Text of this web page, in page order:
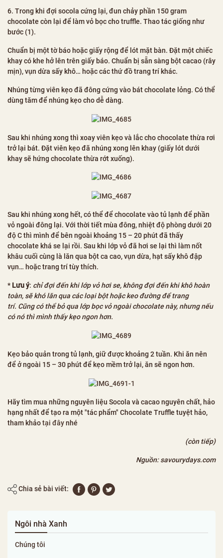
6. Trong khi đợi socola cứng lại, đun chảy phần 150 gram
chocolate còn lại để làm vỏ bọc cho truffle. Thao tác giống như
bước (1).
Chuẩn bị một tờ báo hoặc giấy rộng để lót mặt bàn. Đặt một chiếc
khay có khe hở lên trên giấy báo. Chuẩn bị sẵn sàng bột cacao (rây
mịn), vụn dừa sấy khô… hoặc các thứ đồ trang trí khác.
Nhúng từng viên kẹo đã đông cứng vào bát chocolate lỏng. Có thể
dùng tăm để nhúng kẹo cho dễ dàng.
Sau khi nhúng xong thì xoay viên kẹo và lắc cho chocolate thừa rơi
trở lại bát. Đặt viên kẹo đã nhúng xong lên khay (giấy lót dưới
khay sẽ hứng chocolate thừa rớt xuống).
Sau khi nhúng xong hết, có thể để chocolate vào tủ lạnh để phần
vỏ ngoài đông lại. Với thời tiết mùa đông, nhiệt độ phòng dưới 20
độ C thì mình để bên ngoài khoảng 15 – 20 phút đã thấy
chocolate khá se lại rồi. Sau khi lớp vỏ đã hơi se lại thì làm nốt
khâu cuối cùng là lăn qua bột ca cao, vụn dừa, hạt sấy khô đập
vụn… hoặc trang trí tùy thích.
* Lưu ý: chỉ đợi đến khi lớp vỏ hơi se, không đợi đến khi khô hoàn
toàn, sẽ khó lăn qua các loại bột hoặc keo đường để trang
trí. Cũng có thể bỏ qua lớp bọc vỏ ngoài chocolate này, nhưng nếu
có nó thì mình thấy kẹo ngon hơn.
Kẹo bảo quản trong tủ lạnh, giữ được khoảng 2 tuần. Khi ăn nên
để ở ngoài 15 – 30 phút để kẹo mềm trở lại, ăn sẽ ngon hơn.
Hãy tìm mua những nguyên liệu Socola và cacao nguyên chất, hảo
hạng nhất để tạo ra một "tác phẩm" Chocolate Truffle tuyệt hảo,
tham khảotại đâynhé
(còn tiếp)
Nguồn: savourydays.com
Chia sẻ bài viết:
Ngôi nhà Xanh
Chúng tôi